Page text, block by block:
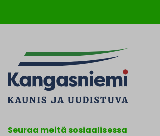
Seuraa meitä sosiaalisessa